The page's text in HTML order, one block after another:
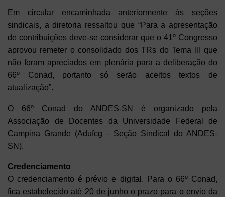
Em circular encaminhada anteriormente às seções
sindicais, a diretoria ressaltou que “Para a apresentação
de contribuições deve-se considerar que o 41º Congresso
aprovou remeter o consolidado dos TRs do Tema III que
não foram apreciados em plenária para a deliberação do
66º Conad, portanto só serão aceitos textos de
atualização”.
O 66º Conad do ANDES-SN é organizado pela
Associação de Docentes da Universidade Federal de
Campina Grande (Adufcg - Seção Sindical do ANDES-
SN).
Credenciamento
O credenciamento é prévio e digital. Para o 66º Conad,
fica estabelecido até 20 de junho o prazo para o envio da